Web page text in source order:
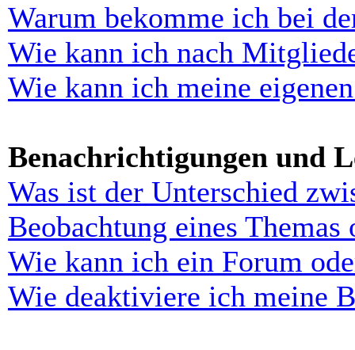
Warum bekomme ich bei
Wie kann ich nach
Wie kann ich meine
Benachrichtigungen und
Was ist der Unterschied
Beobachtung eines Themas
Wie kann ich ein Forum
Wie deaktiviere ich meine